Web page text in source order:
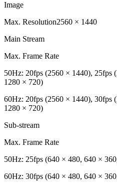
Image
Max. Resolution2560 × 1440
Main Stream
Max. Frame Rate
50Hz: 20fps (2560 × 1440), 25fps
1280 × 720)
60Hz: 20fps (2560 × 1440), 30fps
1280 × 720)
Sub-stream
Max. Frame Rate
50Hz: 25fps (640 × 480, 640 ×
60Hz: 30fps (640 × 480, 640 ×